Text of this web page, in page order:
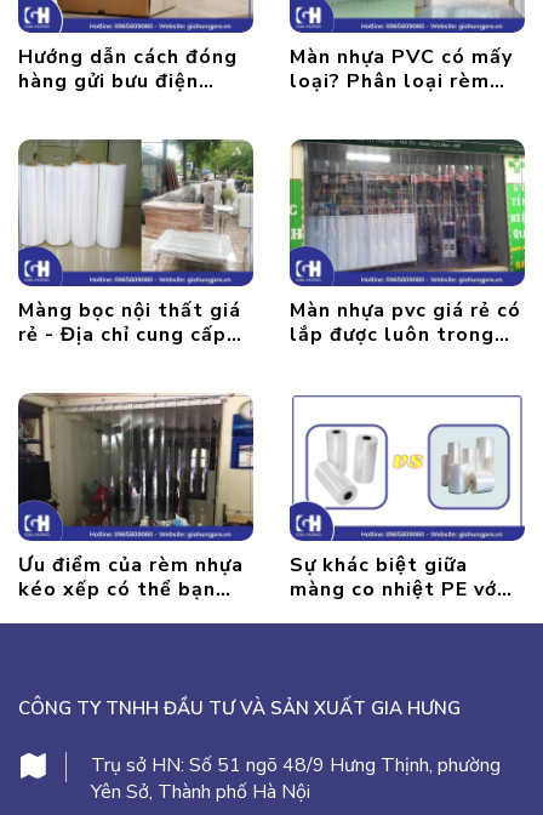
Hướng dẫn cách đóng
hàng gửi bưu điện
Màn nhựa PVC có mấy
loại? Phân loại rèm
Màng bọc nội thất giá
rẻ - Địa chỉ cung cấp
Màn nhựa pvc giá rẻ có
lắp được luôn trong
Ưu điểm của rèm nhựa
kéo xếp có thể bạn
Sự khác biệt giữa
màng co nhiệt PE với
CÔNG TY TNHH ĐẦU TƯ VÀ SẢN XUẤT GIA HƯNG
Trụ sở HN: Số 51 ngõ 48/9 Hưng Thịnh, phường
Yên Sở, Thành phố Hà Nội